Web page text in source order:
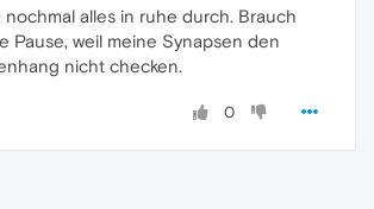
alles in ruhe durch. Brauch
Pause, weil meine Synapsen den
nicht checken.
0